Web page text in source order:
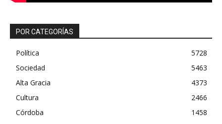
POR CATEGORÍAS
Política
5728
Sociedad
5463
Alta Gracia
4373
Cultura
2466
Córdoba
1458